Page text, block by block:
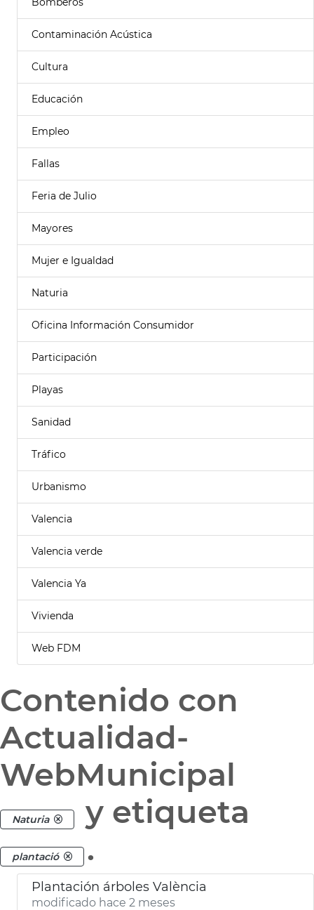
Contaminación Acústica
Cultura
Educación
Empleo
Fallas
Feria de Julio
Mayores
Mujer e Igualdad
Naturia
Oficina Información Consumidor
Participación
Playas
Sanidad
Tráfico
Urbanismo
Valencia
Valencia verde
Valencia Ya
Vivienda
Web FDM
Contenido con
Actualidad-
WebMunicipal
Naturia y etiqueta
plantació .
Plantación árboles València
modificado hace 2 meses